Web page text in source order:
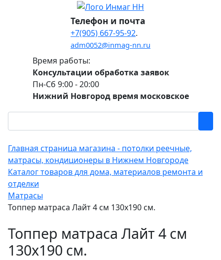
Телефон и почта
+7(905) 667-95-92.
adm0052@inmag-nn.ru
Время работы:
Консультации обработка заявок
Пн-Сб 9:00 - 20:00
Нижний Новгород время московское
Главная страница магазина - потолки реечные,
матрасы, кондиционеры в Нижнем Новгороде
Каталог товаров для дома, материалов ремонта и
отделки
Матрасы
Топпер матраса Лайт 4 см 130х190 см.
Топпер матраса Лайт 4 см
130х190 см.